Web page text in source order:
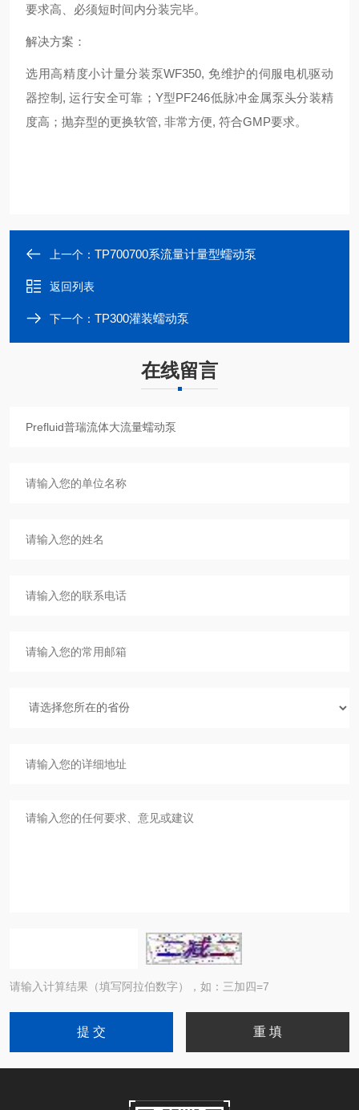
要求高、必须短时间内分装完毕。
解决方案：
选用高精度小计量分装泵WF350, 免维护的伺服电机驱动
器控制, 运行安全可靠；Y型PF246低脉冲金属泵头分装精
度高；抛弃型的更换软管, 非常方便, 符合GMP要求。
上一个： TP700700系流量计量型蠕动泵
返回列表
下一个： TP300灌装蠕动泵
在线留言
请输入计算结果（填写阿拉伯数字），如：三加四=7